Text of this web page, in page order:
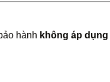
hành không áp dụng